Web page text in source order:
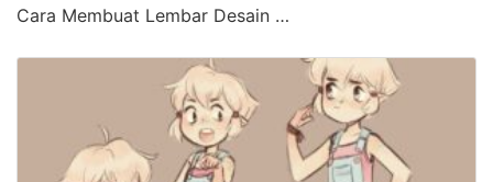
Cara Membuat Lembar Desain …